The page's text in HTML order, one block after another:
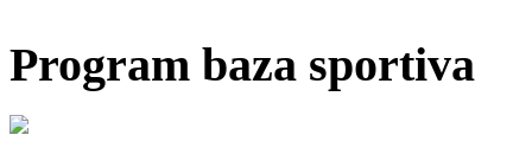
Program baza sportiva